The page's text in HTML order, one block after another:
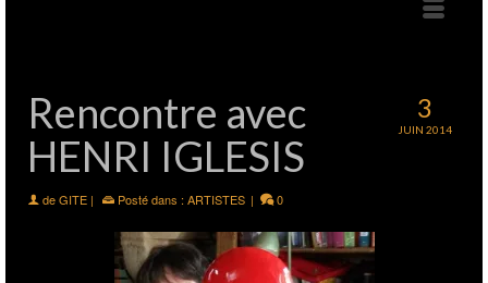
3
JUIN 2014
Rencontre avec
HENRI IGLESIS
deGITE | Posté dans : ARTISTES | 0